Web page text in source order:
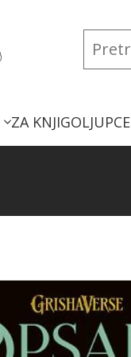
ZA KNJIGOLJUPCE